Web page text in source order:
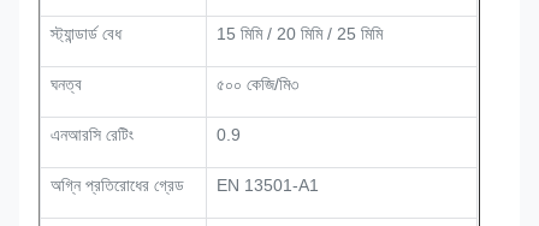
স্ট্যান্ডার্ড বেধ 15 মিমি / 20 মিমি / 25 মিমি
ঘনত্ব ৫০০ কেজি/মি৩
এনআরসি রেটিং 0.9
অগ্নি প্রতিরোধের গ্রেড EN 13501-A1